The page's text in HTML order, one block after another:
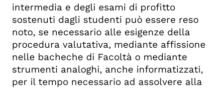
intermedia e degli esami di profitto
sostenuti dagli studenti può essere reso
noto, se necessario alle esigenze della
procedura valutativa, mediante affissione
nelle bacheche di Facoltà o mediante
strumenti analoghi, anche informatizzati,
per il tempo necessario ad assolvere alla